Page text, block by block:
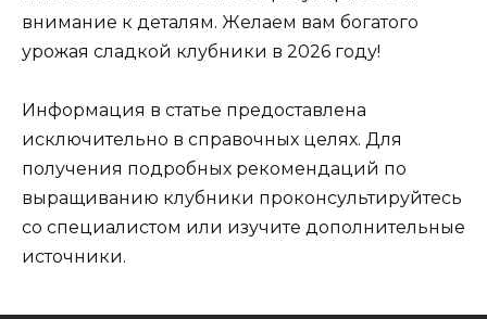
внимание к деталям. Желаем вам богатого
урожая сладкой клубники в 2026 году!
Информация в статье предоставлена
исключительно в справочных целях. Для
получения подробных рекомендаций по
выращиванию клубники проконсультируйтесь
со специалистом или изучите дополнительные
источники.